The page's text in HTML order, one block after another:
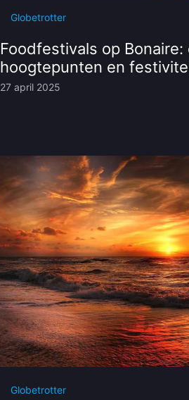
Globetrotter
Foodfestivals op Bonaire:
hoogtepunten en
27 april 2025
Globetrotter